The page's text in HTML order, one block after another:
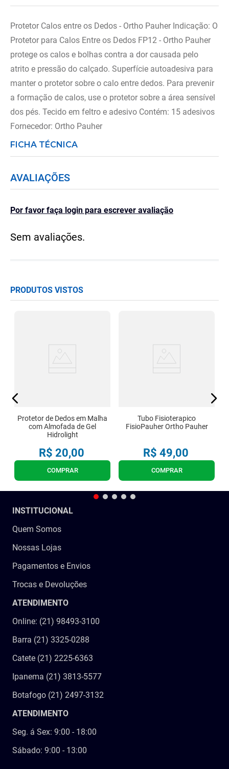
Protetor Calos entre os Dedos - Ortho Pauher Indicação: O
Protetor para Calos Entre os Dedos FP12 - Ortho Pauher
protege os calos e bolhas contra a dor causada pelo
atrito e pressão do calçado. Superfície autoadesiva para
manter o protetor sobre o calo entre dedos. Para prevenir
a formação de calos, use o protetor sobre a área sensível
dos pés. Tecido em feltro e adesivo Contém: 15 adesivos
Fornecedor: Ortho Pauher
FICHA TÉCNICA
AVALIAÇÕES
Por favor faça login para escrever avaliação
Sem avaliações.
PRODUTOS VISTOS
Protetor de Dedos em Malha
com Almofada de Gel
Hidrolight
R$ 20,00
COMPRAR
Tubo Fisioterapico
FisioPauher Ortho Pauher
R$ 49,00
COMPRAR
INSTITUCIONAL
Quem Somos
Nossas Lojas
Pagamentos e Envios
Trocas e Devoluções
ATENDIMENTO
Online: (21) 98493-3100
Barra (21) 3325-0288
Catete (21) 2225-6363
Ipanema (21) 3813-5577
Botafogo (21) 2497-3132
ATENDIMENTO
Seg. á Sex: 9:00 - 18:00
Sábado: 9:00 - 13:00